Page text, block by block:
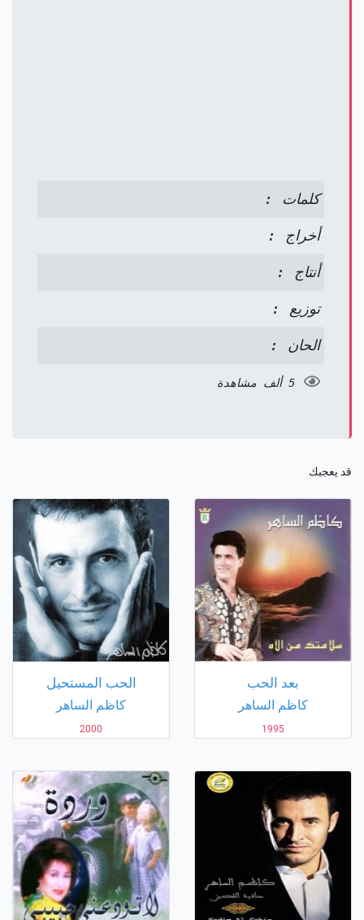
كلمات :
أخراج :
أنتاج :
توزيع :
الحان :
5 ألف مشاهدة
قد يعجبك
بعد الحب
كاظم الساهر
1995
الحب المستحيل
كاظم الساهر
2000